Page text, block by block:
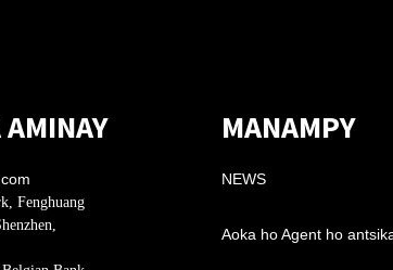
Fenghuang
MANAMPY
NEWS
Aoka ho Agent ho